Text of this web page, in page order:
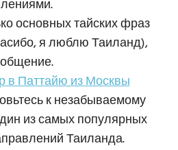
основных тайских фраз
я люблю Таиланд),
в Паттайю из Москвы
к незабываемому
из самых популярных
Таиланда.